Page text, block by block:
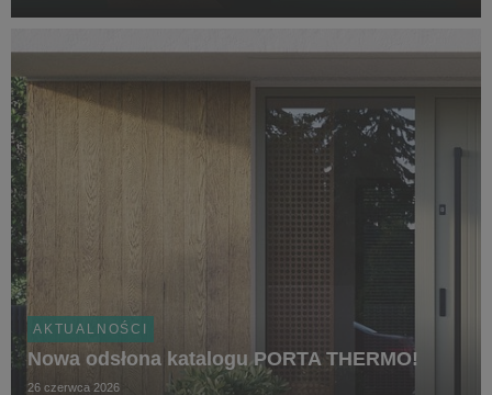
odpowiadają ...
AKTUALNOŚCI
Nowa odsłona katalogu PORTA THERMO!
26 czerwca 2026